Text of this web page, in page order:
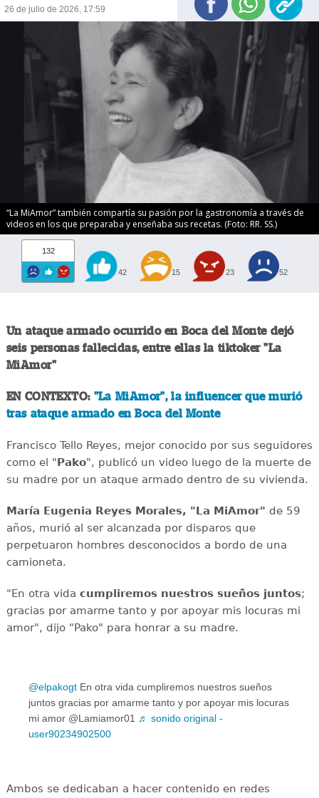
26 de julio de 2026, 17:59
“La MiAmor” también compartía su pasión por la gastronomía a través de
videos en los que preparaba y enseñaba sus recetas. (Foto: RR. SS.)
132
42 15 23 52
Un ataque armado ocurrido en Boca del Monte dejó
seis personas fallecidas, entre ellas la tiktoker "La
MiAmor"
EN CONTEXTO: "La MiAmor", la influencer que murió
tras ataque armado en Boca del Monte
Francisco Tello Reyes, mejor conocido por sus seguidores
como el " Pako", publicó un video luego de la muerte de
su madre por un ataque armado dentro de su vivienda.
María Eugenia Reyes Morales, "La MiAmor" de 59
años, murió al ser alcanzada por disparos que
perpetuaron hombres desconocidos a bordo de una
camioneta.
"En otra vida cumpliremos nuestros sueños juntos;
gracias por amarme tanto y por apoyar mis locuras mi
amor", dijo "Pako" para honrar a su madre.
@elpakogt En otra vida cumpliremos nuestros sueños
juntos gracias por amarme tanto y por apoyar mis locuras
mi amor ️@Lamiamor01 ♬ sonido original -
user90234902500
Ambos se dedicaban a hacer contenido en redes